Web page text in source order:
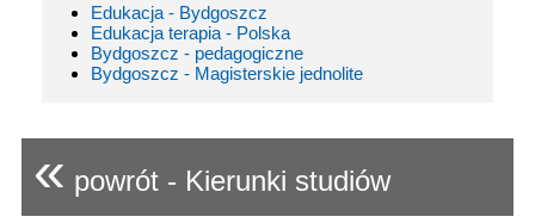
Edukacja - Bydgoszcz
Edukacja terapia - Polska
Bydgoszcz - pedagogiczne
Bydgoszcz - Magisterskie jednolite
« powrót - Kierunki studiów